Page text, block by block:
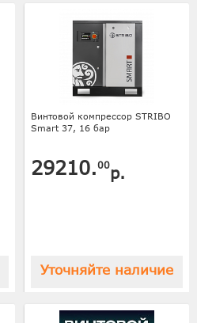
Винтовой компрессор STRIBO
Smart 37, 16 бар
29210.00р.
Уточняйте наличие